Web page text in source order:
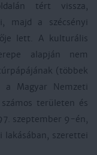
tért vissza,
majd a szécsényi
lett. A kulturális
alapján nem
(többek
Magyar Nemzeti
területen és
szeptember 9-én,
szerettei